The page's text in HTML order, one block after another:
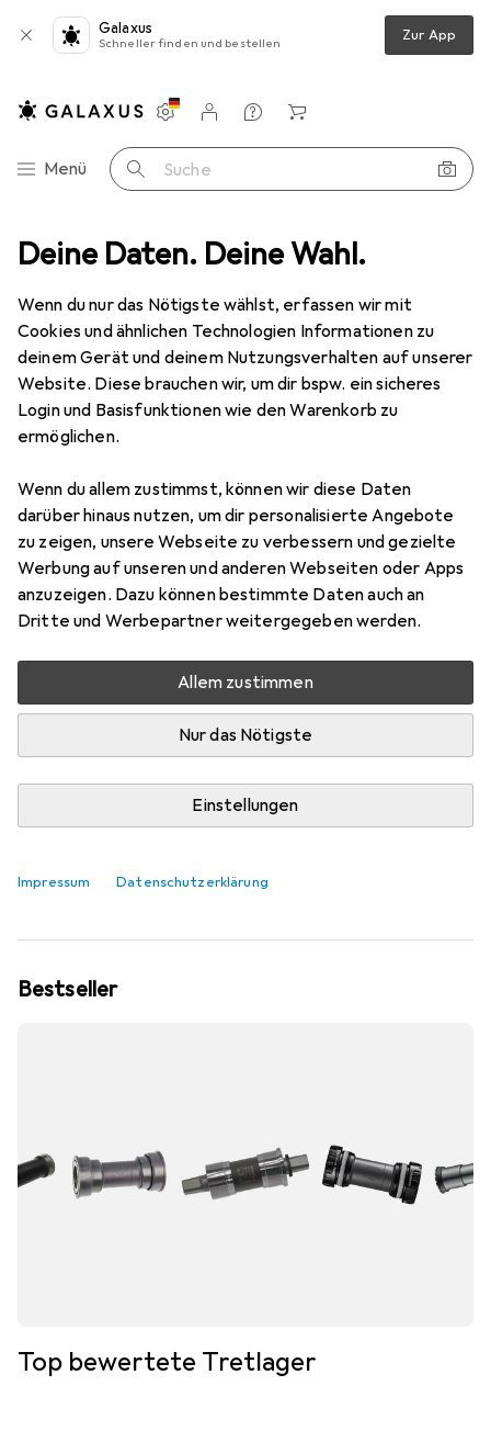
Deine Daten. Deine Wahl.
Wenn du nur das Nötigste wählst, erfassen wir mit
Cookies und ähnlichen Technologien Informationen zu
deinem Gerät und deinem Nutzungsverhalten auf unserer
Website. Diese brauchen wir, um dir bspw. ein sicheres
Login und Basisfunktionen wie den Warenkorb zu
ermöglichen.
Wenn du allem zustimmst, können wir diese Daten
darüber hinaus nutzen, um dir personalisierte Angebote
zu zeigen, unsere Webseite zu verbessern und gezielte
Werbung auf unseren und anderen Webseiten oder Apps
anzuzeigen. Dazu können bestimmte Daten auch an
Dritte und Werbepartner weitergegeben werden.
Allem zustimmen
Nur das Nötigste
Einstellungen
Impressum Datenschutzerklärung
Galaxus
Schneller finden und bestellen Zur App
Navigation nach Kategorien
Menü Suche
Einstellungen
Kundenkonto
Vergleichslisten
Merklisten
Warenkorb
Sport Bike Veloteile Veloschaltung + Veloantrieb
Veloschaltung + Veloantrieb
EntdeckenForum
Meinung
Das Leistungs-Upgrade der Bosch
Patrick Bardelli69 Likes
6940 Kommentare
40
Bestseller
Top bewertete Tretlager